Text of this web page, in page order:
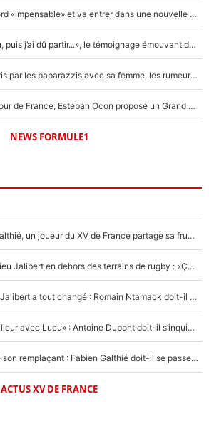
F1 - Alpine signe un accord «impensable» et va entrer dans une nouvelle dimension : Grande nouvelle pour Pierre Gasly !
F1 : « Je lui ai fait un câlin, puis j’ai dû partir...», le témoignage émouvant de Max Verstappen sur sa fille
F1 : Charles Leclerc surpris par les paparazzis avec sa femme, les rumeurs étaient vraies !
Comme pour le final du Tour de France, Esteban Ocon propose un Grand Prix de Formule 1 à Paris : «Autour de l’Arc de Triomphe, ce serait génial» !
NEWS FORMULE1
Mis de côté par Fabien Galthié, un joueur du XV de France partage sa frustration : «ils ne me l’ont pas dit tout de suite»
La raison d'être de Matthieu Jalibert en dehors des terrains de rugby : «Ça m'atteint autant que si tu touches à un membre de ma famille»
XV de France - Matthieu Jalibert a tout changé : Romain Ntamack doit-il s’inquiéter pour sa place à un an de la Coupe du monde ?
«Le XV de France est meilleur avec Lucu» : Antoine Dupont doit-il s’inquiéter pour sa place ?
Le XV de France a trouvé son remplaçant : Fabien Galthié doit-il se passer d'Antoine Dupont ?
ACTUS XV DE FRANCE